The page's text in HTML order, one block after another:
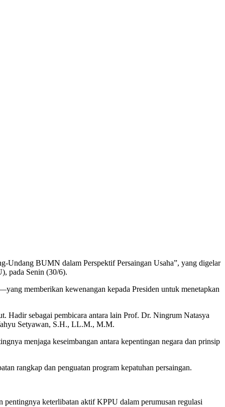
Undang BUMN dalam Perspektif Persaingan Usaha”, yang digelar
pada Senin (30/6).
memberikan kewenangan kepada Presiden untuk menetapkan
Hadir sebagai pembicara antara lain Prof. Dr. Ningrum Natasya
Setyawan, S.H., LL.M., M.M.
menjaga keseimbangan antara kepentingan negara dan prinsip
rangkap dan penguatan program kepatuhan persaingan.
pentingnya keterlibatan aktif KPPU dalam perumusan regulasi